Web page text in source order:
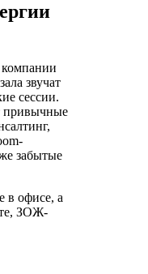
компании
звучат
сессии.
привычные
забытые
в офисе, а
ЗОЖ-